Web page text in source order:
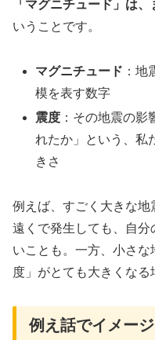
「マグニチュード」は
いうことです。
マグニチュード ：
模を表す数字
震度 ：その地震の
れたか」という、私
きさ
例えば、すごく大きな
遠くで発生しても、自分
いことも。一方、小さ
度」がとても大きくなる
例え話でイメージ